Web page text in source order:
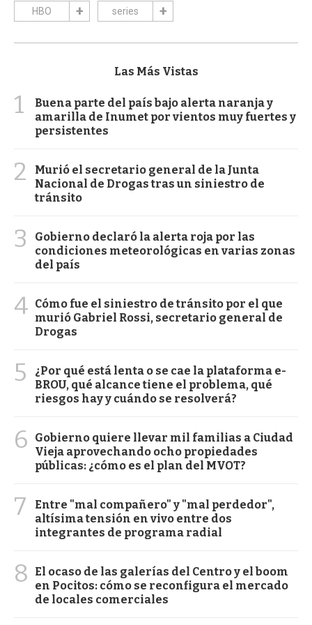
HBO series
Las Más Vistas
1
Buena parte del país bajo alerta naranja y
amarilla de Inumet por vientos muy fuertes y
persistentes
2
Murió el secretario general de la Junta
Nacional de Drogas tras un siniestro de
tránsito
3
Gobierno declaró la alerta roja por las
condiciones meteorológicas en varias zonas
del país
4 Cómo fue el siniestro de tránsito por el que
murió Gabriel Rossi, secretario general de
Drogas
5
¿Por qué está lenta o se cae la plataforma e-
BROU, qué alcance tiene el problema, qué
riesgos hay y cuándo se resolverá?
6
Gobierno quiere llevar mil familias a Ciudad
Vieja aprovechando ocho propiedades
públicas: ¿cómo es el plan del MVOT?
7
Entre "mal compañero" y "mal perdedor",
altísima tensión en vivo entre dos
integrantes de programa radial
8
El ocaso de las galerías del Centro y el boom
en Pocitos: cómo se reconfigura el mercado
de locales comerciales